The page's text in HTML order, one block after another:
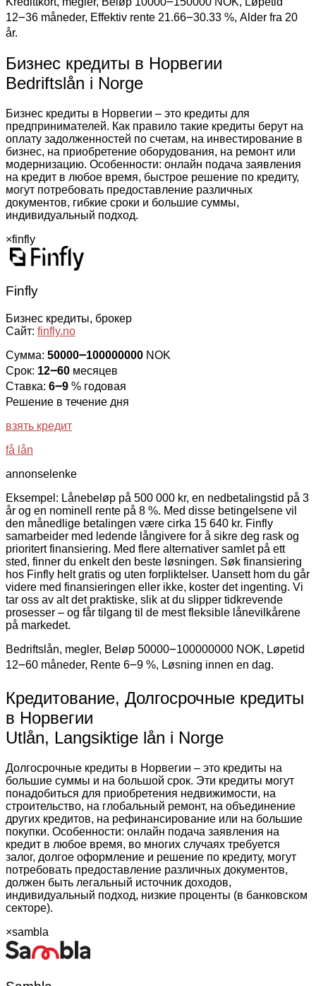
12౼36 måneder, Effektiv rente 21.66౼30.33 %, Alder fra 20
år.
Бизнес кредиты в Норвегии
Bedriftslån i Norge
Бизнес кредиты в Норвегии – это кредиты для
предпринимателей. Как правило такие кредиты берут на
оплату задолженностей по счетам, на инвестирование в
бизнес, на приобретение оборудования, на ремонт или
модернизацию. Особенности: онлайн подача заявления
на кредит в любое время, быстрое решение по кредиту,
могут потребовать предоставление различных
документов, гибкие сроки и большие суммы,
индивидуальный подход.
×finfly
Finfly
Бизнес кредиты, брокер
Сайт: finfly.no
Сумма: 50000౼100000000 NOK
Срок: 12౼60 месяцев
Ставка: 6౼9 % годовая
Решение в течение дня
взять кредит
få lån
annonselenke
Eksempel: Lånebeløp på 500 000 kr, en nedbetalingstid på 3
år og en nominell rente på 8 %. Med disse betingelsene vil
den månedlige betalingen være cirka 15 640 kr. Finfly
samarbeider med ledende långivere for å sikre deg rask og
prioritert finansiering. Med flere alternativer samlet på ett
sted, finner du enkelt den beste løsningen. Søk finansiering
hos Finfly helt gratis og uten forpliktelser. Uansett hom du går
videre med finansieringen eller ikke, koster det ingenting. Vi
tar oss av alt det praktiske, slik at du slipper tidkrevende
prosesser – og får tilgang til de mest fleksible lånevilkårene
på markedet.
Bedriftslån, megler, Beløp 50000౼100000000 NOK, Løpetid
12౼60 måneder, Rente 6౼9 %, Løsning innen en dag.
Кредитование, Долгосрочные кредиты
в Норвегии
Utlån, Langsiktige lån i Norge
Долгосрочные кредиты в Норвегии – это кредиты на
большие суммы и на большой срок. Эти кредиты могут
понадобиться для приобретения недвижимости, на
строительство, на глобальный ремонт, на объединение
других кредитов, на рефинансирование или на большие
покупки. Особенности: онлайн подача заявления на
кредит в любое время, во многих случаях требуется
залог, долгое оформление и решение по кредиту, могут
потребовать предоставление различных документов,
должен быть легальный источник доходов,
индивидуальный подход, низкие проценты (в банковском
секторе).
×sambla